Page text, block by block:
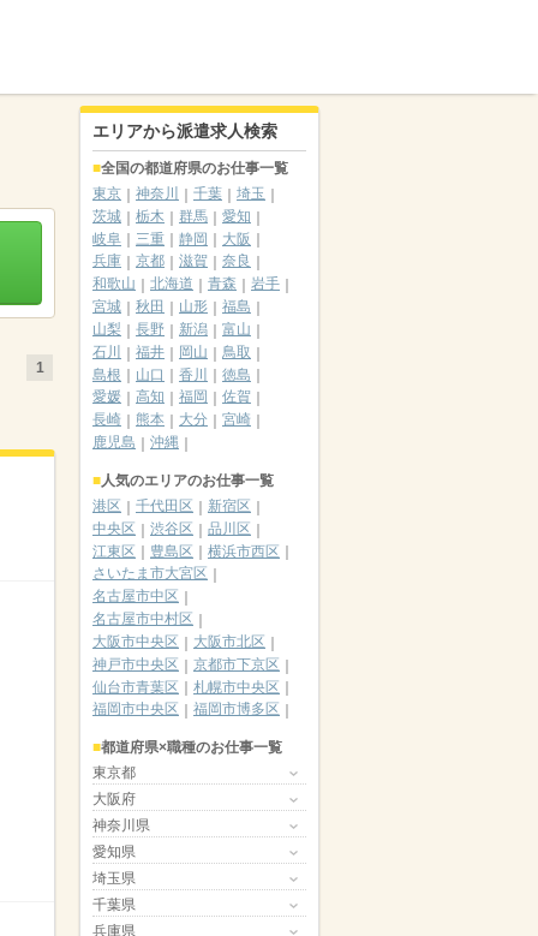
1
エリアから派遣求人検索
全国の都道府県のお仕事一覧
東京
神奈川 千葉
埼玉
茨城
栃木 群馬
愛知
岐阜
三重 静岡
大阪
兵庫
京都 滋賀
奈良
和歌山
北海道 青森
岩手
宮城
秋田 山形
福島
山梨
長野 新潟
富山
石川
福井 岡山
鳥取
島根
山口 香川
徳島
愛媛
高知 福岡
佐賀
長崎
熊本 大分
宮崎
鹿児島
沖縄
人気のエリアのお仕事一覧
港区
千代田区
新宿区
中央区
渋谷区
品川区
江東区
豊島区
横浜市西区
さいたま市大宮区
名古屋市中区
名古屋市中村区
大阪市中央区
大阪市北区
神戸市中央区
京都市下京区
仙台市青葉区
札幌市中央区
福岡市中央区
福岡市博多区
都道府県×職種のお仕事一覧
東京都
大阪府
神奈川県
愛知県
埼玉県
千葉県
兵庫県